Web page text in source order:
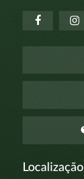
Localização